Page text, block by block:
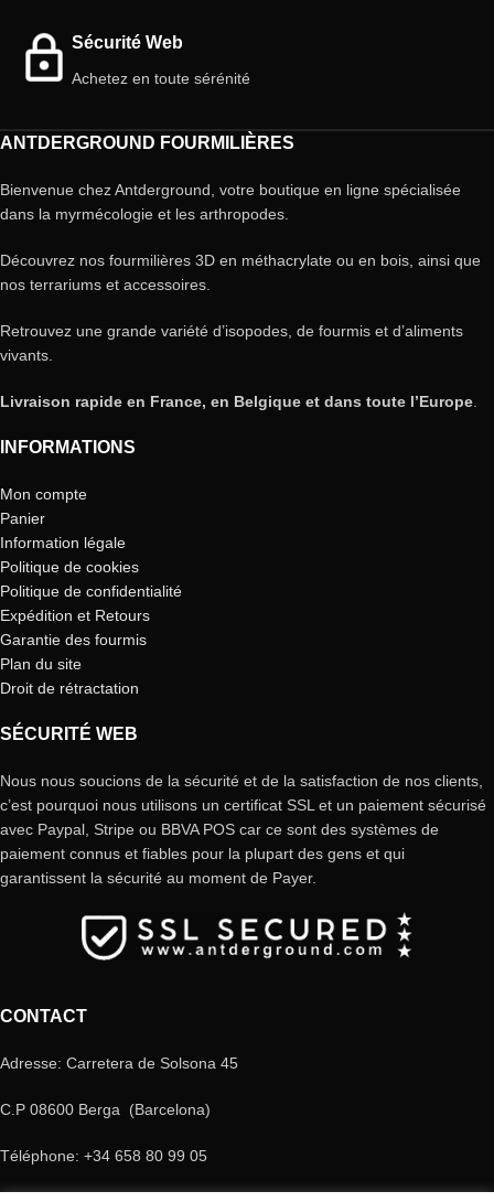
Sécurité Web
Achetez en toute sérénité
ANTDERGROUND FOURMILIÈRES
Bienvenue chez Antderground, votre boutique en ligne spécialisée
dans la myrmécologie et les arthropodes.
Découvrez nos fourmilières 3D en méthacrylate ou en bois, ainsi que
nos terrariums et accessoires.
Retrouvez une grande variété d’isopodes, de fourmis et d’aliments
vivants.
Livraison rapide en France, en Belgique et dans toute l’Europe
INFORMATIONS
Mon compte
Panier
Information légale
Politique de cookies
Politique de confidentialité
Expédition et Retours
Garantie des fourmis
Plan du site
Droit de rétractation
SÉCURITÉ WEB
Nous nous soucions de la sécurité et de la satisfaction de nos clients,
c’est pourquoi nous utilisons un certificat SSL et un paiement sécurisé
avec Paypal, Stripe ou BBVA POS car ce sont des systèmes de
paiement connus et fiables pour la plupart des gens et qui
garantissent la sécurité au moment de Payer.
CONTACT
Adresse: Carretera de Solsona 45
C.P 08600 Berga (Barcelona)
Téléphone: +34 658 80 99 05